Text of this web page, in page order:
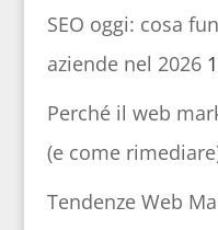
SEO oggi: cosa
aziende nel 2026
Perché il web
(e come
Tendenze Web